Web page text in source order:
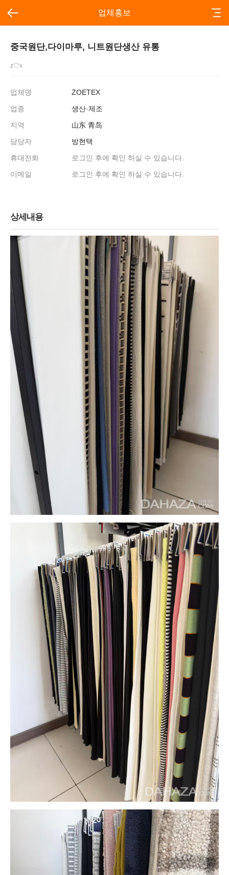
업체홍보
중국원단,다이마루, 니트원단생산 유통
z♡x
업체명
ZOETEX
업종
생산·제조
지역
山东 青岛
담당자
방현택
휴대전화
로그인 후에 확인 하실 수 있습니다.
이메일
로그인 후에 확인 하실 수 있습니다.
상세내용